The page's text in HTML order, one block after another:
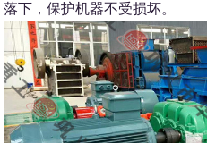
落下，保护机器不受损坏。